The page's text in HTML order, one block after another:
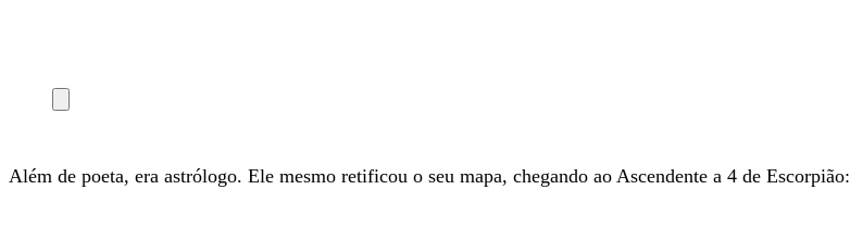
Além de poeta, era astrólogo. Ele mesmo retificou o seu mapa, chegando ao Ascendente a 4 de Escorpião: